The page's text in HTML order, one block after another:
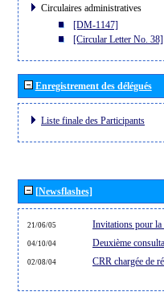
Circulaires administratives
[DM-1147]
[Circular Letter No. 38]
Enregistrement des délégués
Liste finale des Participants
[Newsflashes]
21/06/05 Invitations pour la
04/10/04 Deuxième
02/08/04 CRR chargée de